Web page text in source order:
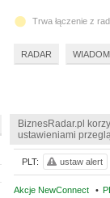
BiznesRadar.pl
ustawieniami
Akcje NewConnect •
PLT: ustaw alert
Trwa łączenie z
RADAR